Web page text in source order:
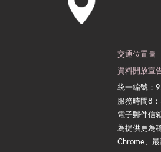
交通位置圖
資料開放宣
統一編號
服務時間8
電子郵件信
為提供更為
Chrome、